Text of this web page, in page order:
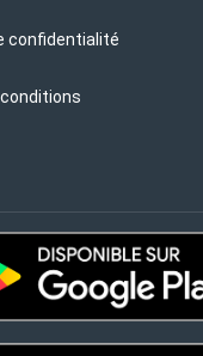
confidentialité